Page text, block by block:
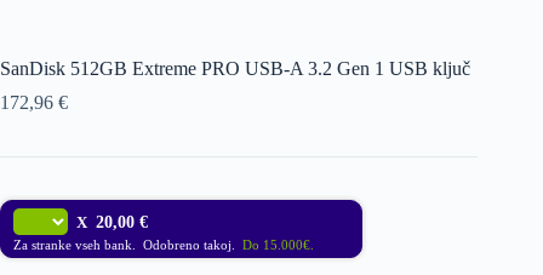
SanDisk 512GB Extreme PRO USB-A 3.2 Gen 1 USB ključ
172,96 €
X 20,00 €
Za stranke vseh bank. Odobreno takoj. Do 15.000€.